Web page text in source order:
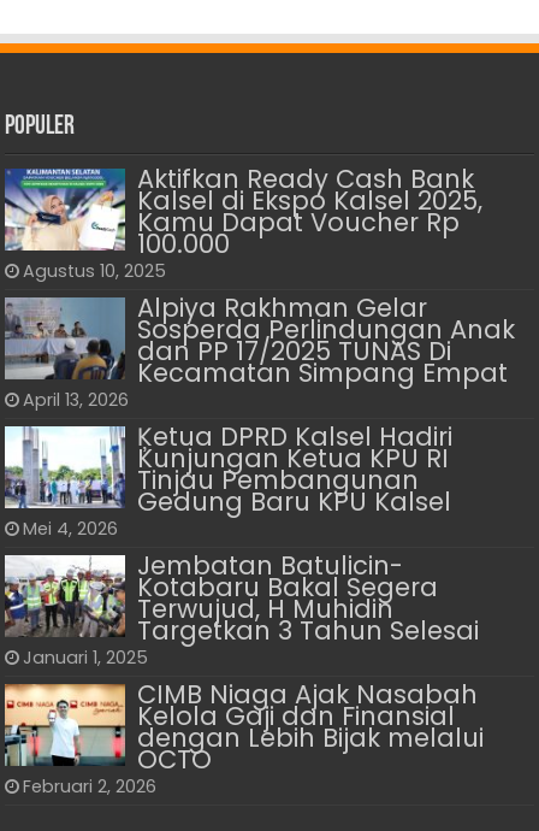
Populer
Aktifkan Ready Cash Bank
Kalsel di Ekspo Kalsel 2025,
Kamu Dapat Voucher Rp
100.000
Agustus 10, 2025
Alpiya Rakhman Gelar
Sosperda Perlindungan Anak
dan PP 17/2025 TUNAS Di
Kecamatan Simpang Empat
April 13, 2026
Ķetua DPRD Kalsel Hadiri
Kunjungan Ketua KPU RI
Tinjau Pembangunan
Gedung Baru KPU Kalsel
Mei 4, 2026
Jembatan Batulicin-
Kotabaru Bakal Segera
Terwujud, H Muhidin
Targetkan 3 Tahun Selesai
Januari 1, 2025
CIMB Niaga Ajak Nasabah
Kelola Gaji dan Finansial
dengan Lebih Bijak melalui
OCTO
Februari 2, 2026